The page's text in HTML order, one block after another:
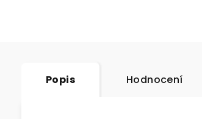
Popis Hodnocení